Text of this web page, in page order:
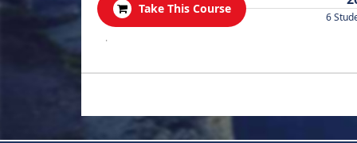
Take This Course
6
.